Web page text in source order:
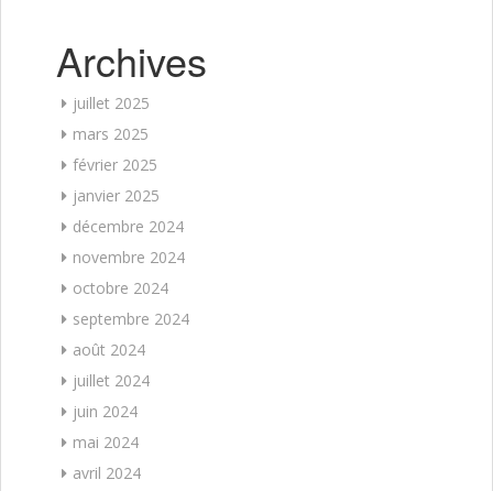
Archives
juillet 2025
mars 2025
février 2025
janvier 2025
décembre 2024
novembre 2024
octobre 2024
septembre 2024
août 2024
juillet 2024
juin 2024
mai 2024
avril 2024